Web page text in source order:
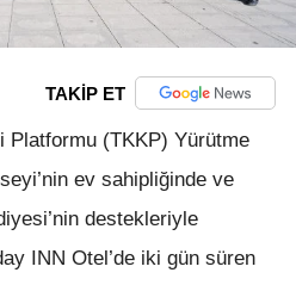
TAKİP ET
Platformu (TKKP) Yürütme
ev sahipliğinde ve
destekleriyle
INN Otel’de iki gün süren